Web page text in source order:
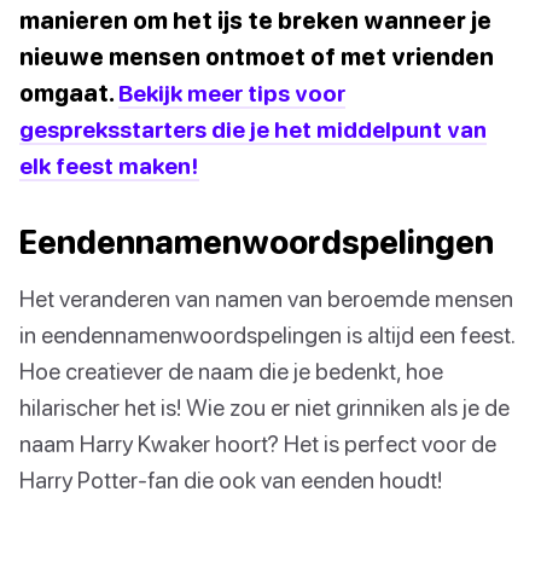
manieren om het ijs te breken wanneer je
nieuwe mensen ontmoet of met vrienden
omgaat. Bekijk meer tips voor
gespreksstarters die je het middelpunt van
elk feest maken!
Eendennamenwoordspelingen
Het veranderen van namen van beroemde mensen
in eendennamenwoordspelingen is altijd een feest.
Hoe creatiever de naam die je bedenkt, hoe
hilarischer het is! Wie zou er niet grinniken als je de
naam Harry Kwaker hoort? Het is perfect voor de
Harry Potter-fan die ook van eenden houdt!